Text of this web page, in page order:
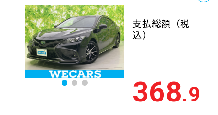
支払総額 （税
込）
368.9